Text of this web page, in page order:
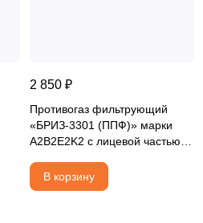
2 850 ₽
Противогаз фильтрующий
«БРИЗ-3301 (ППФ)» марки
A2B2E2K2 с лицевой частью
В корзину